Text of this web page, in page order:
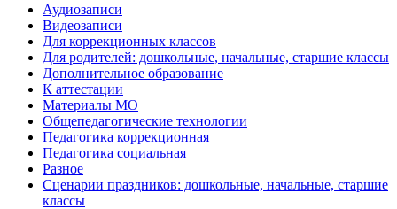
Аудиозаписи
Видеозаписи
Для коррекционных классов
Для родителей: дошкольные, начальные, старшие классы
Дополнительное образование
К аттестации
Материалы МО
Общепедагогические технологии
Педагогика коррекционная
Педагогика социальная
Разное
Сценарии праздников: дошкольные, начальные, старшие
классы